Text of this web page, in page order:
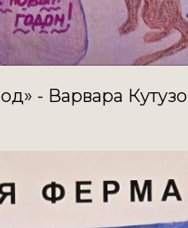
- Варвара